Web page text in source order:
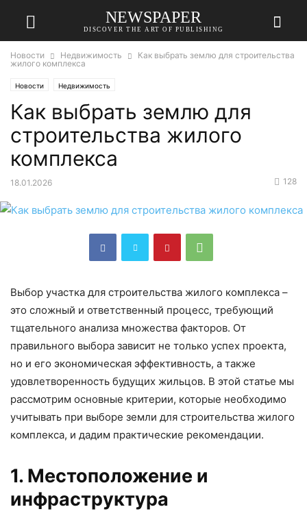
NEWSPAPER
DISCOVER THE ART OF PUBLISHING
Новости Недвижимость
Как выбрать землю для строительства
жилого комплекса
Новости Недвижимость
Как выбрать землю для
строительства жилого
комплекса
18.01.2026 128
Выбор участка для строительства жилого комплекса –
это сложный и ответственный процесс, требующий
тщательного анализа множества факторов. От
правильного выбора зависит не только успех проекта,
но и его экономическая эффективность, а также
удовлетворенность будущих жильцов. В этой статье мы
рассмотрим основные критерии, которые необходимо
учитывать при выборе земли для строительства жилого
комплекса, и дадим практические рекомендации.
1. Местоположение и
инфраструктура